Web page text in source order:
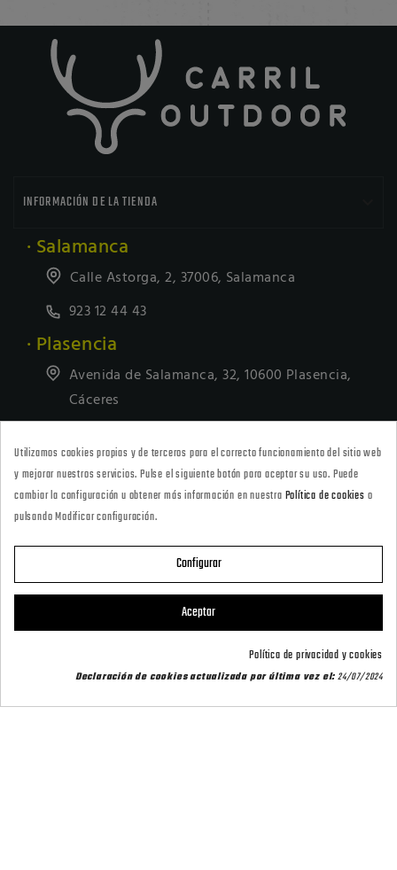
INFORMACIÓN DE LA TIENDA
· Salamanca
Calle Astorga, 2, 37006, Salamanca
923 12 44 43
· Plasencia
Avenida de Salamanca, 32, 10600 Plasencia,
Cáceres
· Tienda Online
marketing@armeriacarril.com
CATEGORÍAS 

CARRIL OUTDOOR 
Utilizamos cookies propias y de terceros para el correcto funcionamiento del sitio web
y mejorar nuestros servicios. Pulse el siguiente botón para aceptar su uso. Puede
cambiar la configuración u obtener más información en nuestra Política de cookies o
pulsando Modificar configuración.
Configurar
Aceptar
Política de privacidad y cookies
Declaración de cookies actualizada por última vez el:24/07/2024